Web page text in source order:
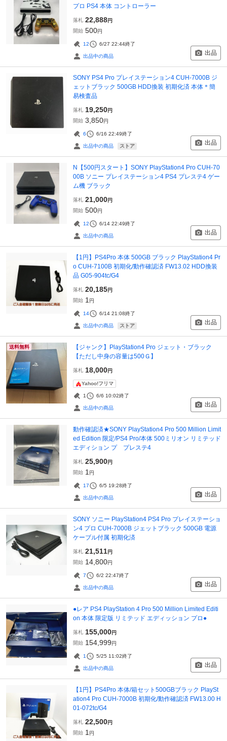
プロ PS4 本体 コントローラー
落札 22,888円
開始 500円
12 6/27 22:44終了
出品中の商品 出品
SONY PS4 Pro プレイステーション4 CUH-7000B ジ
ェットブラック 500GB HDD換装 初期化済 本体＊簡
易検査品
落札 19,250円
開始 3,850円
6 6/16 22:49終了
出品中の商品 ストア 出品
N【500円スタート】SONY PlayStation4 Pro CUH-70
00B ソニー プレイステーション4 PS4 プレステ4 ゲー
ム機 ブラック
落札 21,000円
開始 500円
12 6/14 22:49終了
出品中の商品 出品
【1円】PS4Pro 本体 500GB ブラック PlayStation4 Pr
o CUH-7100B 初期化/動作確認済 FW13.02 HDD換装
品 G05-904tc/G4
落札 20,185円
開始 1 円
14 6/14 21:08終了
出品中の商品 ストア 出品
送料無料
【ジャンク】PlayStation4 Pro ジェット・ブラック
【ただし中身の容量は500Ｇ】
落札 18,000円
Yahoo!フリマ
1 6/6 10:02終了
出品中の商品 出品
動作確認済★SONY PlayStation4 Pro 500 Million Limit
ed Edition 限定/PS4 Pro/本体 500ミリオン リミテッド
エディション プ プレステ4
落札 25,900円
開始 1 円
17 6/5 19:28終了
出品中の商品 出品
SONY ソニー PlayStation4 PS4 Pro プレイステーショ
ン4 プロ CUH-7000B ジェットブラック 500GB 電源
ケーブル付属 初期化済
落札 21,511円
開始 14,800円
7 6/2 22:47終了
出品中の商品 出品
●レア PS4 PlayStation 4 Pro 500 Million Limited Editi
on 本体 限定版 リミテッド エディッション プロ●
落札 155,000円
開始 154,999円
1 5/25 11:02終了
出品中の商品 出品
【1円】PS4Pro 本体/箱セット500GBブラック PlaySt
ation4 Pro CUH-7000B 初期化/動作確認済 FW13.00 H
01-072tc/G4
落札 22,500円
開始 1 円